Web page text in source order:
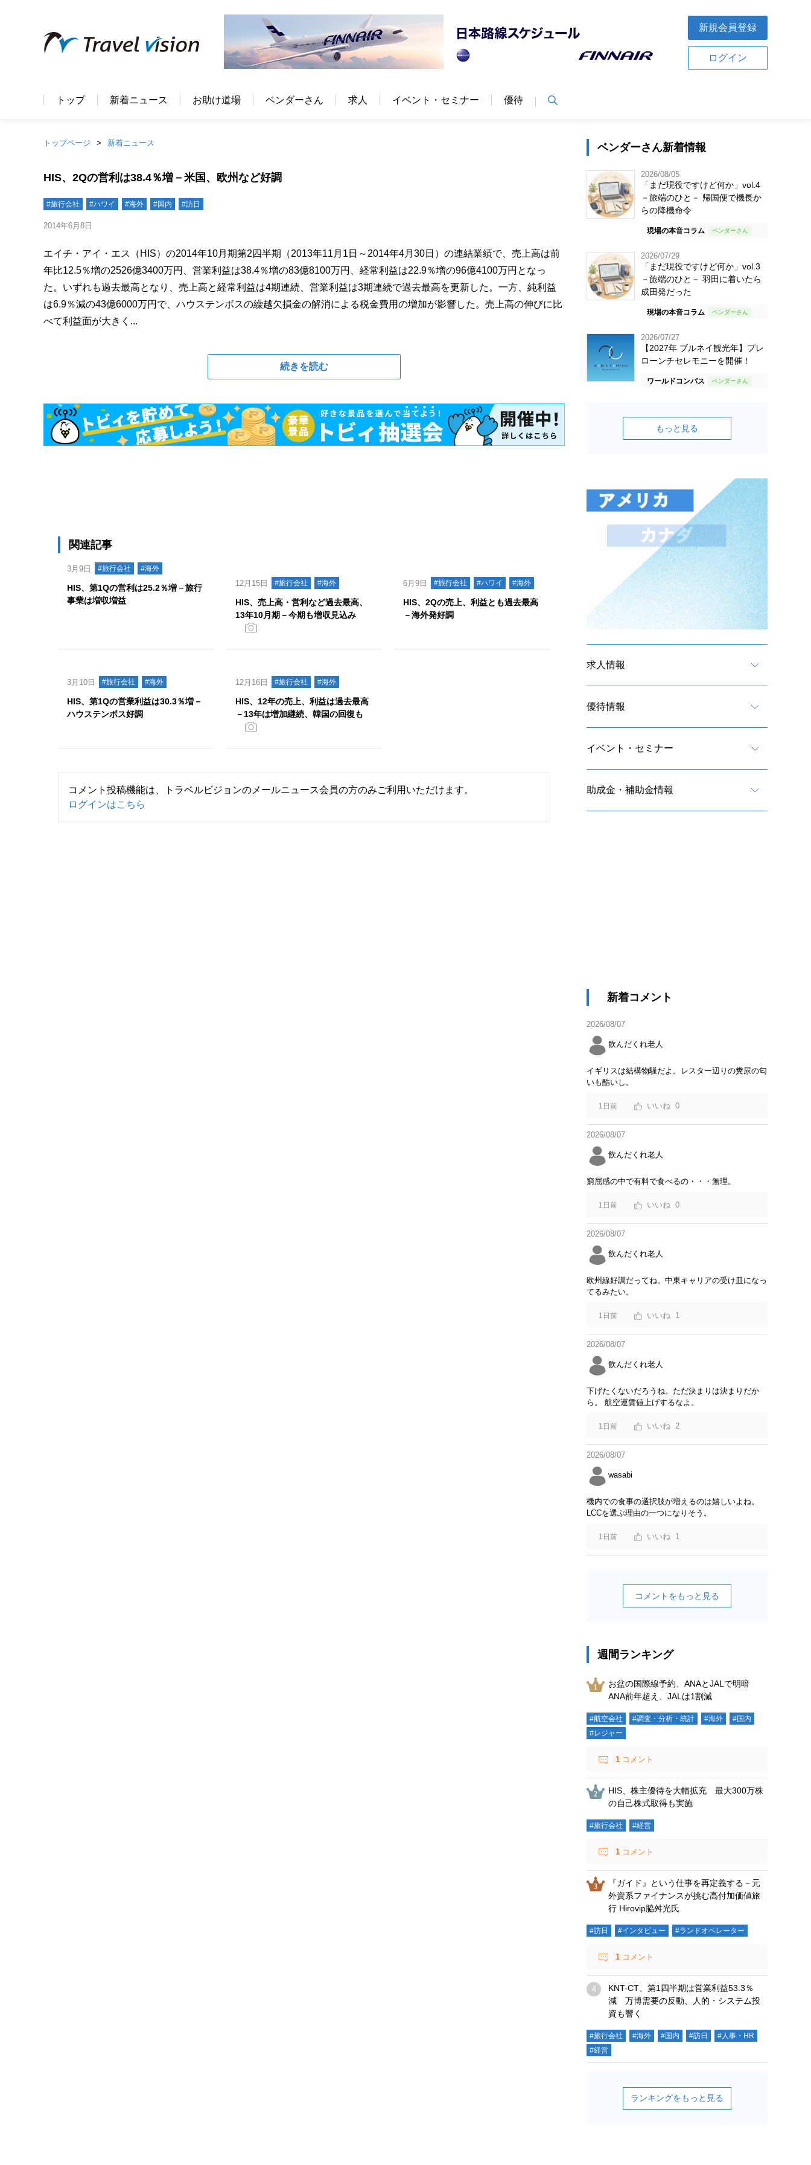
新規会員登録
ログイン
トップ 新着ニュース お助け道場 ベンダーさん 求人 イベント・セミナー 優待
トップページ 新着ニュース
HIS、2Qの営利は38.4％増－米国、欧州など好調
#旅行会社 #ハワイ #海外 #国内 #訪日
2014年6月8日
エイチ・アイ・エス（HIS）の2014年10月期第2四半期（2013年11月1日～2014年4月30日）の連結業績で、売上高は前
年比12.5％増の2526億3400万円、営業利益は38.4％増の83億8100万円、経常利益は22.9％増の96億4100万円となっ
た。いずれも過去最高となり、売上高と経常利益は4期連続、営業利益は3期連続で過去最高を更新した。一方、純利益
は6.9％減の43億6000万円で、ハウステンボスの繰越欠損金の解消による税金費用の増加が影響した。売上高の伸びに比
べて利益面が大きく...
続きを読む
関連記事
3月9日 #旅行会社 #海外
HIS、第1Qの営利は25.2％増－旅行
事業は増収増益
12月15日 #旅行会社 #海外
HIS、売上高・営利など過去最高、
13年10月期－今期も増収見込み
6月9日 #旅行会社 #ハワイ #海外
HIS、2Qの売上、利益とも過去最高
－海外発好調
3月10日 #旅行会社 #海外
HIS、第1Qの営業利益は30.3％増－
ハウステンボス好調
12月16日 #旅行会社 #海外
HIS、12年の売上、利益は過去最高
－13年は増加継続、韓国の回復も
コメント投稿機能は、トラベルビジョンのメールニュース会員の方のみご利用いただけます。
ログインはこちら
ベンダーさん新着情報
2026/08/05
「まだ現役ですけど何か」vol.4
－旅端のひと－ 帰国便で機長か
らの降機命令
現場の本音コラム
2026/07/29
「まだ現役ですけど何か」vol.3
－旅端のひと－ 羽田に着いたら
成田発だった
現場の本音コラム
2026/07/27
【2027年 ブルネイ観光年】プレ
ローンチセレモニーを開催！
ワールドコンパス
もっと見る
求人情報
優待情報
イベント・セミナー
助成金・補助金情報
新着コメント
2026/08/07
飲んだくれ老人
イギリスは結構物騒だよ。レスター辺りの糞尿の匂
いも酷いし。
1日前 0
2026/08/07
飲んだくれ老人
窮屈感の中で有料で食べるの・・・無理。
1日前 0
2026/08/07
飲んだくれ老人
欧州線好調だってね。中東キャリアの受け皿になっ
てるみたい。
1日前 1
2026/08/07
飲んだくれ老人
下げたくないだろうね。ただ決まりは決まりだか
ら。 航空運賃値上げするなよ。
1日前 2
2026/08/07
wasabi
機内での食事の選択肢が増えるのは嬉しいよね。
LCCを選ぶ理由の一つになりそう。
1日前 1
コメントをもっと見る
週間ランキング
お盆の国際線予約、ANAとJALで明暗
ANA前年超え、JALは1割減
#航空会社 #調査・分析・統計 #海外
#国内
#レジャー
1 コメント
HIS、株主優待を大幅拡充 最大300万株
の自己株式取得も実施
#旅行会社 #経営
1 コメント
『ガイド』という仕事を再定義する－元
外資系ファイナンスが挑む高付加価値旅
行 Hirovip脇舛光氏
#訪日 #インタビュー #ランドオペレーター
1 コメント
KNT-CT、第1四半期は営業利益53.3％
減 万博需要の反動、人的・システム投
資も響く
#旅行会社 #海外 #国内 #訪日
#人事・HR
#経営